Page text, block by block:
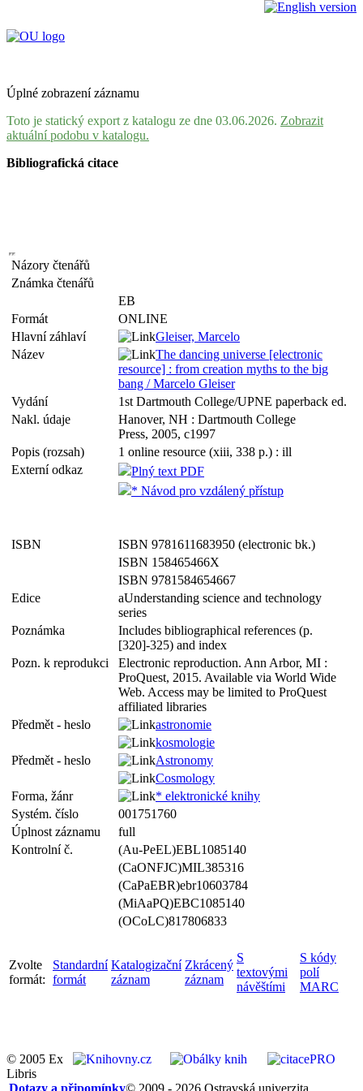
Úplné zobrazení záznamu
Toto je statický export z katalogu ze dne 03.06.2026. Zobrazit
aktuální podobu v katalogu.
Bibliografická citace
Názory čtenářů
Známka čtenářů
EB
Formát
ONLINE
Hlavní záhlaví
Gleiser, Marcelo
Název
The dancing universe [electronic
resource] : from creation myths to the big
bang / Marcelo Gleiser
Vydání
1st Dartmouth College/UPNE paperback ed.
Nakl. údaje
Hanover, NH : Dartmouth College
Press, 2005, c1997
Popis (rozsah)
1 online resource (xiii, 338 p.) : ill
Externí odkaz
Plný text PDF
* Návod pro vzdálený přístup
ISBN
ISBN 9781611683950 (electronic bk.)
ISBN 158465466X
ISBN 9781584654667
Edice
aUnderstanding science and technology
series
Poznámka
Includes bibliographical references (p.
[320]-325) and index
Pozn. k reprodukci
Electronic reproduction. Ann Arbor, MI :
ProQuest, 2015. Available via World Wide
Web. Access may be limited to ProQuest
affiliated libraries
Předmět - heslo
astronomie
kosmologie
Předmět - heslo
Astronomy
Cosmology
Forma, žánr
* elektronické knihy
Systém. číslo
001751760
Úplnost záznamu
full
Kontrolní č.
(Au-PeEL)EBL1085140
(CaONFJC)MIL385316
(CaPaEBR)ebr10603784
(MiAaPQ)EBC1085140
(OCoLC)817806833
Zvolte
formát:
Standardní
formát
Katalogizační
záznam
Zkrácený
záznam
S
textovými
návěštími
S kódy
polí
MARC
© 2005 Ex
Libris
© 2009 - 2026 Ostravská univerzita
Dotazy a připomínky